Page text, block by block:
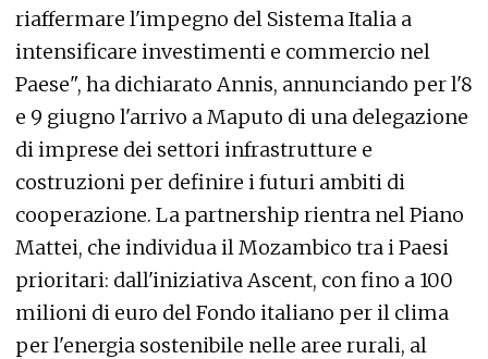
riaffermare l'impegno del Sistema Italia a
intensificare investimenti e commercio nel
Paese", ha dichiarato Annis, annunciando per l'8
e 9 giugno l'arrivo a Maputo di una delegazione
di imprese dei settori infrastrutture e
costruzioni per definire i futuri ambiti di
cooperazione. La partnership rientra nel Piano
Mattei, che individua il Mozambico tra i Paesi
prioritari: dall'iniziativa Ascent, con fino a 100
milioni di euro del Fondo italiano per il clima
per l'energia sostenibile nelle aree rurali, al